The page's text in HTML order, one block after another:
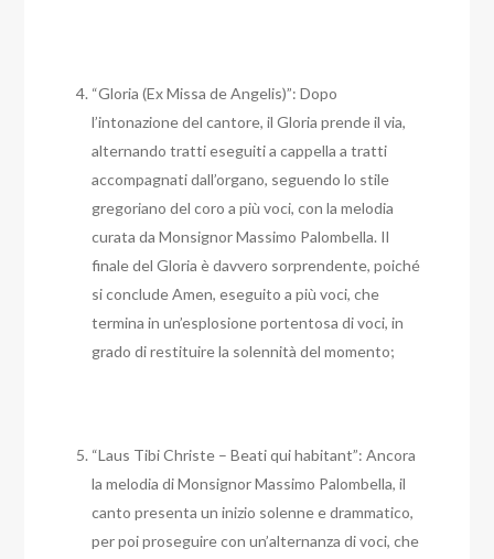
“Gloria (Ex Missa de Angelis)”: Dopo
l’intonazione del cantore, il Gloria prende il via,
alternando tratti eseguiti a cappella a tratti
accompagnati dall’organo, seguendo lo stile
gregoriano del coro a più voci, con la melodia
curata da Monsignor Massimo Palombella. Il
finale del Gloria è davvero sorprendente, poiché
si conclude Amen, eseguito a più voci, che
termina in un’esplosione portentosa di voci, in
grado di restituire la solennità del momento;
“Laus Tibi Christe – Beati qui habitant”: Ancora
la melodia di Monsignor Massimo Palombella, il
canto presenta un inizio solenne e drammatico,
per poi proseguire con un’alternanza di voci, che